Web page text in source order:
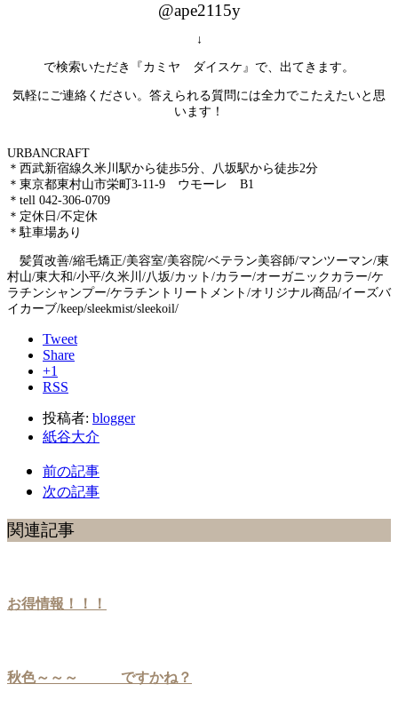
@ape2115y
↓
で検索いただき『カミヤ ダイスケ』で、出てきます。
気軽にご連絡ください。答えられる質問には全力でこたえたいと思
います！
＊西武新宿線久米川駅から徒歩5分、八坂駅から徒歩2分
＊東京都東村山市栄町3-11-9 ウモーレ B1
＊tell 042-306-0709
＊定休日/不定休
＊駐車場あり
髪質改善/縮毛矯正/美容室/美容院/ベテラン美容師/マンツーマン/東
村山/東大和/小平/久米川/八坂/カット/カラー/オーガニックカラー/ケ
ラチンシャンプー/ケラチントリートメント/オリジナル商品/イーズバ
イカーブ/keep/sleekmist/sleekoil/
Tweet
Share
+1
RSS
投稿者: blogger
紙谷大介
前の記事
次の記事
関連記事
お得情報！！！
秋色～～～ ですかね？